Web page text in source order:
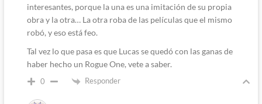
interesantes, porque la una es una imitación de su propia
obra y la otra… La otra roba de las películas que el mismo
robó, y eso está feo.
Tal vez lo que pasa es que Lucas se quedó con las ganas de
haber hecho un Rogue One, vete a saber.
0 Responder